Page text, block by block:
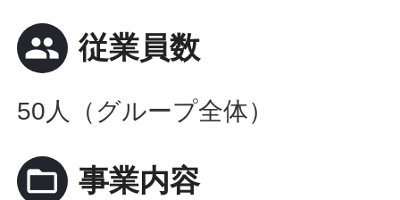
people 従業員数
50人（グループ全体）
folder_open 事業内容